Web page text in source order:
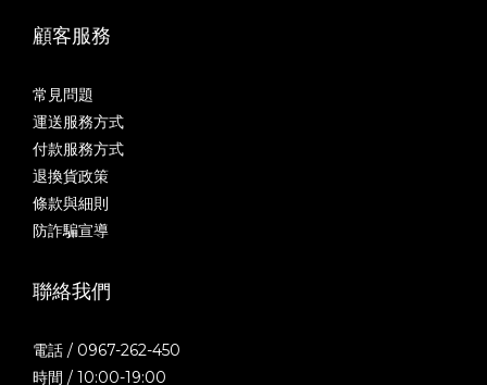
顧客服務
常見問題
運送服務方式
付款服務方式
退換貨政策
條款與細則
防詐騙宣導
聯絡我們
電話 / 0967-262-450
時間 / 10:00-19:00